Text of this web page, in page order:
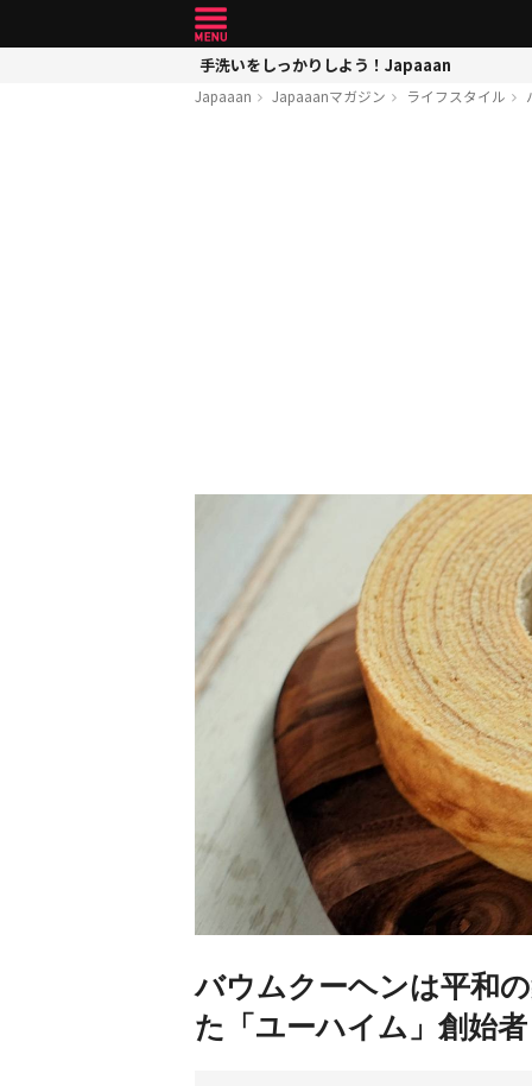
手洗いをしっかりしよう！Japaaan
Japaaan Japaaanマガジン ライフスタイル
バウムクーヘンは平和
た「ユーハイム」創始者